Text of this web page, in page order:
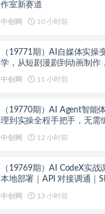
作室新赛道
中创网 10 小时前
（19771期）AI自媒体实操
学，从短剧漫剧到动画制作
中创网 11 小时前
（19770期）AI Agent智能
理到实操全程手把手，无需
中创网 12 小时前
（19769期）AI CodeX实战课｜Windows/Mac
本地部署｜API 对接调通｜
中创网 13 小时前